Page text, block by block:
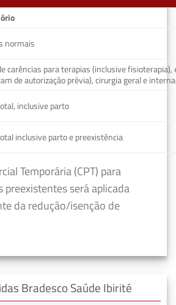
normais
carências para terapias (inclusive fisioterapia),
de autorização prévia), cirurgia geral e
inclusive parto
inclusive parto e preexistência
Temporária (CPT) para
preexistentes será aplicada
da redução/isenção de
Bradesco Saúde Ibirité